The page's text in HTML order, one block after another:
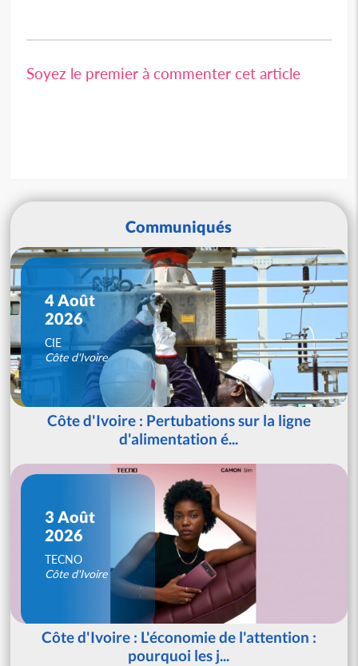
Soyez le premier à commenter cet article
Communiqués
4 Août
2026
CIE
Côte d'Ivoire
Côte d'Ivoire : Pertubations sur la ligne
d'alimentation é...
3 Août
2026
TECNO
Côte d'Ivoire
Côte d'Ivoire : L'économie de l'attention :
pourquoi les j...